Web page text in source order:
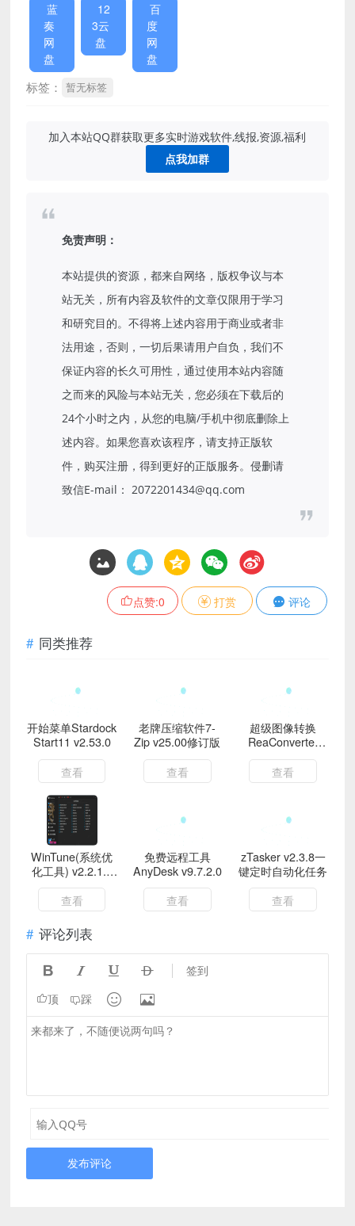
蓝
奏
网
盘
12
3云
盘
百
度
网
盘
标签： 暂无标签
加入本站QQ群获取更多实时游戏软件,线报,资源,福利
点我加群
免责声明：
本站提供的资源，都来自网络，版权争议与本
站无关，所有内容及软件的文章仅限用于学习
和研究目的。不得将上述内容用于商业或者非
法用途，否则，一切后果请用户自负，我们不
保证内容的长久可用性，通过使用本站内容随
之而来的风险与本站无关，您必须在下载后的
24个小时之内，从您的电脑/手机中彻底删除上
述内容。如果您喜欢该程序，请支持正版软
件，购买注册，得到更好的正版服务。侵删请
致信E-mail： 2072201434@qq.com
评论
打赏
点赞:0
同类推荐
开始菜单Stardock
Start11 v2.53.0
查看
老牌压缩软件7-
Zip v25.00修订版
查看
超级图像转换
ReaConverter
Pro v8.0.174绿色
版
查看
WinTune(系统优
化工具) v2.2.1.0
绿色版
查看
免费远程工具
AnyDesk v9.7.2.0
查看
zTasker v2.3.8一
键定时自动化任务
查看
评论列表
    签到
顶 踩  
发布评论